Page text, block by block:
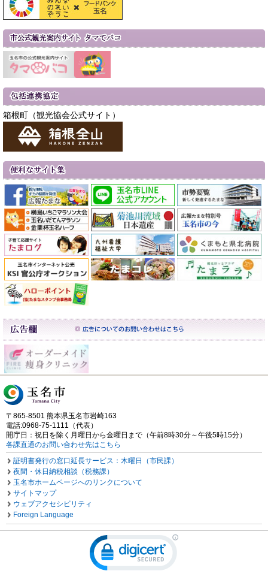
箱根町（観光協会公式サイト）
〒865-8501 熊本県玉名市岩崎163
電話:0968-75-1111（代表）
開庁日：祝日を除く月曜日から金曜日まで（午前8時30分～午後5時15分）
各課直通のお問い合わせ先はこちら
証明書発行の窓口延長サービス：木曜日（市民課）
夜間・休日納税相談（税務課）
玉名市ホームページへのリンクについて
サイトマップ
ウェブアクセシビリティ
Foreign Language